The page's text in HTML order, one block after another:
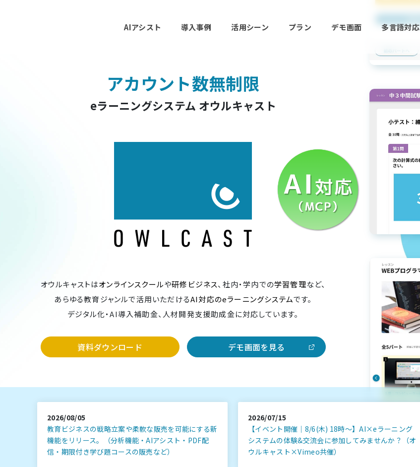
AIアシスト 導入事例 活用シーン プラン デモ画面 多言語対応
アカウント数無制限
eラーニングシステム オウルキャスト
オウルキャストはオンラインスクールや研修ビジネス、社内・学内での学習管理など、
あらゆる教育ジャンルで活用いただけるAI対応のeラーニングシステムです。
デジタル化・AI導入補助金、人材開発支援助成金に対応しています。
資料ダウンロード デモ画面を見る
2026/08/05
教育ビジネスの戦略立案や柔軟な販売を可能にする新
機能をリリース。（分析機能・AIアシスト・PDF配
信・期限付き学び題コースの販売など）
2026/07/15
【イベント開催｜8/6(木) 18時～】AI×eラーニング
システムの体験&交流会に参加してみませんか？（オ
ウルキャスト×Vimeo共催）